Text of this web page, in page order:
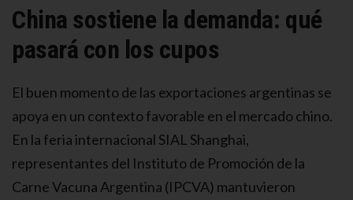
China sostiene la demanda: qué
pasará con los cupos
El buen momento de las exportaciones argentinas se
apoya en un contexto favorable en el mercado chino.
En la feria internacional SIAL Shanghai,
representantes del Instituto de Promoción de la
Carne Vacuna Argentina (IPCVA) mantuvieron